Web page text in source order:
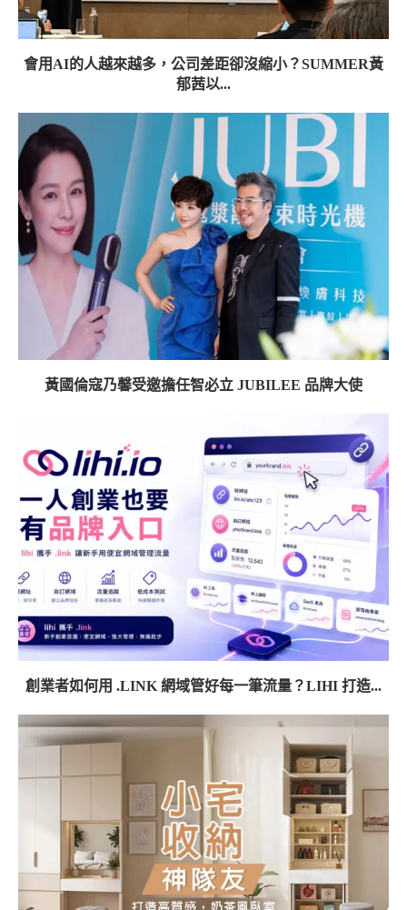
會用AI的人越來越多，公司差距卻沒縮小？SUMMER黃
郁茜以...
黃國倫寇乃馨受邀擔任智必立 JUBILEE 品牌大使
創業者如何用 .LINK 網域管好每一筆流量？LIHI 打造...